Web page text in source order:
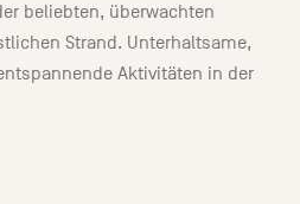
beliebten, überwachten
Strand. Unterhaltsame,
Aktivitäten in der